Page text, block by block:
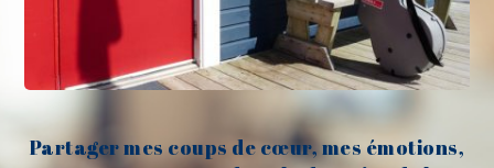
Partager mes coups de cœur, mes émotions,